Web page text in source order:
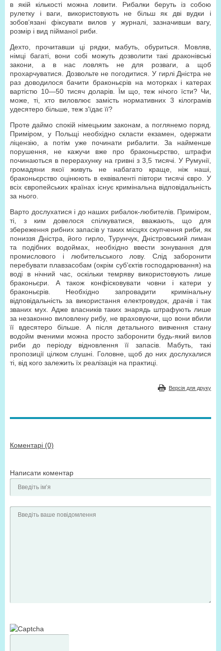
в якій кількості можна ловити. Рибалки беруть із собою
рулетку і ваги, використовують не більш як дві вудки і
зобов’язані фіксувати вилов у журналі, зазначивши вагу,
розмір і вид пійманої риби.
Дехто, прочитавши ці рядки, мабуть, обуриться. Мовляв,
німці багаті, вони собі можуть дозволити такі драконівські
закони, а в нас ловлять не для розваги, а щоб
прохарчуватися. Дозвольте не погодитися. У гирлі Дністра не
раз доводилося бачити браконьєрів на моторках і катерах
вартістю 10—50 тисяч доларів. Їм що, теж нічого їсти? Чи,
може, ті, хто виловлює замість нормативних 3 кілограмів
удесятеро більше, теж з’їдає її?
Проте даймо спокій німецьким законам, а поглянемо поряд.
Приміром, у Польщі необхідно скласти екзамен, одержати
ліцензію, а потім уже починати рибалити. За найменше
порушення, не кажучи вже про браконьєрство, штрафи
починаються в перерахунку на гривні з 3,5 тисячі. У Румунії,
громадяни якої живуть не набагато краще, ніж наші,
браконьєрство оцінюють в еквіваленті півтори тисячі євро. У
всіх європейських країнах існує кримінальна відповідальність
за нього.
Варто дослухатися і до наших рибалок-любителів. Приміром,
ті, з ким довелося спілкуватися, вважають, що для
збереження рибних запасів у таких місцях скупчення риби, як
пониззя Дністра, його гирло, Турунчук, Дністровський лиман
та подібних водоймах, необхідно ввести зонування для
промислового і любительського лову. Слід заборонити
перебувати плавзасобам (окрім суб’єктів господарювання) на
воді в нічний час, оскільки темряву використовують лише
браконьєри. А також конфісковувати човни і катери у
браконьєрів. Необхідно запровадити кримінальну
відповідальність за використання електровудок, драчів і так
званих мух. Адже власників таких знарядь штрафують лише
за незаконно виловлену рибу, не враховуючи, що вони вбили
її вдесятеро більше. А після детального вивчення стану
водойм вченими можна просто заборонити будь-який вилов
риби до періоду відновлення її запасів. Мабуть, такі
пропозиції цілком слушні. Головне, щоб до них дослухалися
ті, від кого залежить їх реалізація на практиці.
Версія для друку
Коментарі (0)
Написати коментар